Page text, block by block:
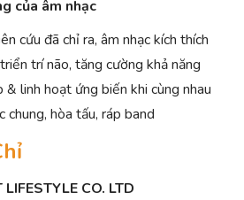
của âm nhạc
cứu đã chỉ ra, âm nhạc kích thích
trí não, tăng cường khả năng
& linh hoạt ứng biến khi cùng nhau
chung, hòa tấu, ráp band
CO. LTD